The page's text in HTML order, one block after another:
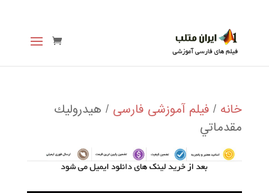
خانه / فیلم آموزشی فارسی / هيدروليك
مقدماتي